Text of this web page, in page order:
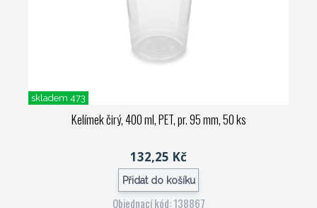
skladem 473
Kelímek čirý, 400 ml, PET, pr. 95 mm, 50 ks
132,25 Kč
Přidat do košíku
Objednací kód: 138867